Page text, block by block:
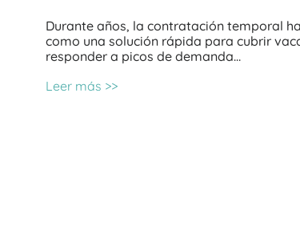
Durante años, la contratación temporal
como una solución rápida para cubrir
responder a picos de demanda…
Leer más >>